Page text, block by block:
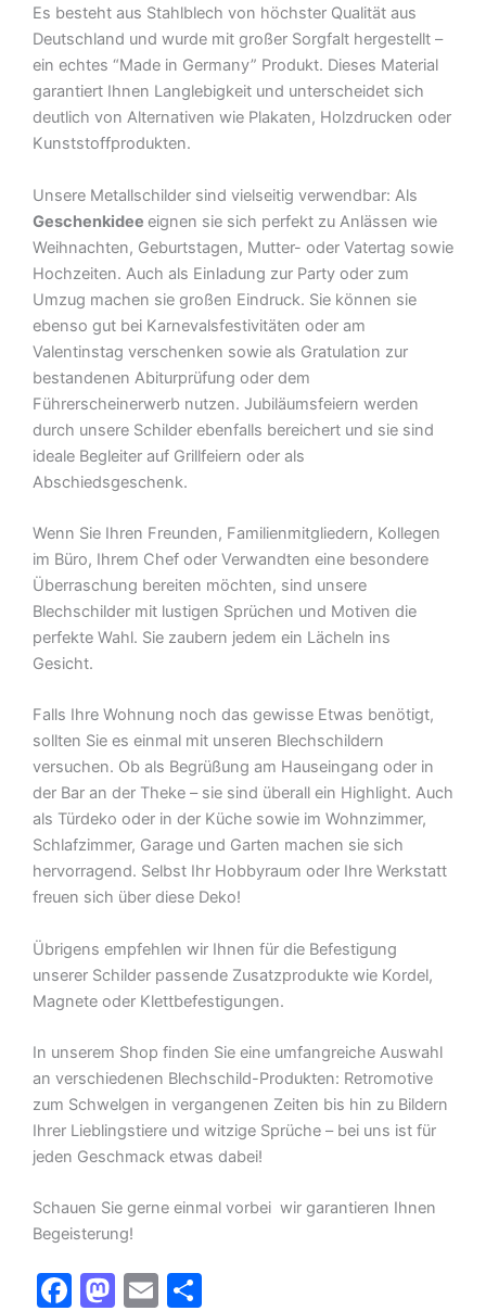
Es besteht aus Stahlblech von höchster Qualität aus
Deutschland und wurde mit großer Sorgfalt hergestellt –
ein echtes “Made in Germany” Produkt. Dieses Material
garantiert Ihnen Langlebigkeit und unterscheidet sich
deutlich von Alternativen wie Plakaten, Holzdrucken oder
Kunststoffprodukten.
Unsere Metallschilder sind vielseitig verwendbar: Als
Geschenkidee eignen sie sich perfekt zu Anlässen wie
Weihnachten, Geburtstagen, Mutter- oder Vatertag sowie
Hochzeiten. Auch als Einladung zur Party oder zum
Umzug machen sie großen Eindruck. Sie können sie
ebenso gut bei Karnevalsfestivitäten oder am
Valentinstag verschenken sowie als Gratulation zur
bestandenen Abiturprüfung oder dem
Führerscheinerwerb nutzen. Jubiläumsfeiern werden
durch unsere Schilder ebenfalls bereichert und sie sind
ideale Begleiter auf Grillfeiern oder als
Abschiedsgeschenk.
Wenn Sie Ihren Freunden, Familienmitgliedern, Kollegen
im Büro, Ihrem Chef oder Verwandten eine besondere
Überraschung bereiten möchten, sind unsere
Blechschilder mit lustigen Sprüchen und Motiven die
perfekte Wahl. Sie zaubern jedem ein Lächeln ins
Gesicht.
Falls Ihre Wohnung noch das gewisse Etwas benötigt,
sollten Sie es einmal mit unseren Blechschildern
versuchen. Ob als Begrüßung am Hauseingang oder in
der Bar an der Theke – sie sind überall ein Highlight. Auch
als Türdeko oder in der Küche sowie im Wohnzimmer,
Schlafzimmer, Garage und Garten machen sie sich
hervorragend. Selbst Ihr Hobbyraum oder Ihre Werkstatt
freuen sich über diese Deko!
Übrigens empfehlen wir Ihnen für die Befestigung
unserer Schilder passende Zusatzprodukte wie Kordel,
Magnete oder Klettbefestigungen.
In unserem Shop finden Sie eine umfangreiche Auswahl
an verschiedenen Blechschild-Produkten: Retromotive
zum Schwelgen in vergangenen Zeiten bis hin zu Bildern
Ihrer Lieblingstiere und witzige Sprüche – bei uns ist für
jeden Geschmack etwas dabei!
Schauen Sie gerne einmal vorbei  wir garantieren Ihnen
Begeisterung!
F
M E